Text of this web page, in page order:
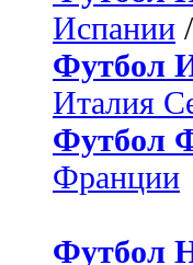
Испании /
Футбол
Италия
Футбол
Франции
Футбол